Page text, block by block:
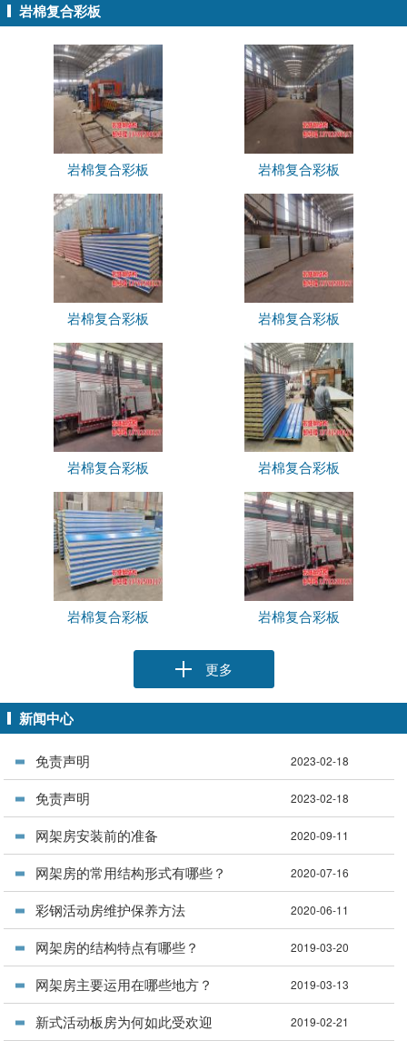
岩棉复合彩板
岩棉复合彩板 岩棉复合彩板
岩棉复合彩板 岩棉复合彩板
岩棉复合彩板 岩棉复合彩板
岩棉复合彩板 岩棉复合彩板
更多
新闻中心
免责声明 2023-02-18
免责声明 2023-02-18
网架房安装前的准备 2020-09-11
网架房的常用结构形式有哪些？ 2020-07-16
彩钢活动房维护保养方法 2020-06-11
网架房的结构特点有哪些？ 2019-03-20
网架房主要运用在哪些地方？ 2019-03-13
新式活动板房为何如此受欢迎 2019-02-21